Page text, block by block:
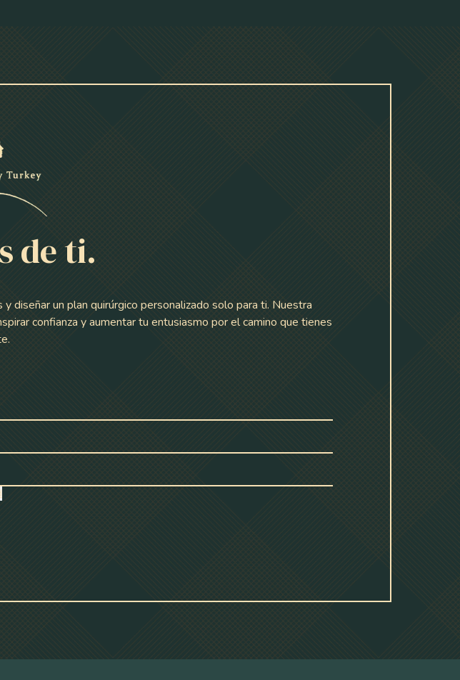
de ti.
diseñar un plan quirúrgico personalizado solo para ti. Nuestra
confianza y aumentar tu entusiasmo por el camino que tienes